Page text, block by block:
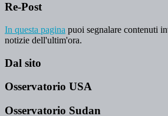
Re-Post
In questa pagina puoi segnalare contenuti
notizie dell'ultim'ora.
Dal sito
Osservatorio USA
Osservatorio Sudan